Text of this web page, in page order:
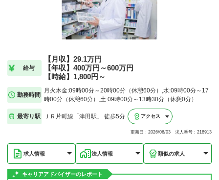
給与
【月収】29.1万円
【年収】400万円～600万円
【時給】1,800円～
勤務時間
月火木金:09時00分～20時00分（休憩60分）,水:09時00分～17
時00分（休憩60分）,土:09時00分～13時30分（休憩0分）
最寄り駅 ＪＲ片町線「津田駅」 徒歩5分 アクセス
更新日：2026/06/03 求人番号：218913
求人情報 法人情報 類似の求人
キャリアアドバイザーのレポート